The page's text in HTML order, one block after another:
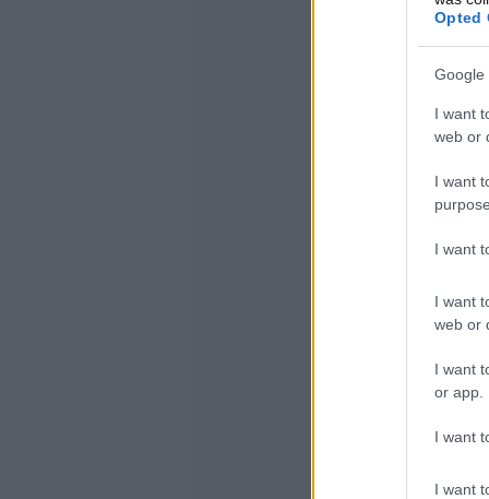
Opted
Google
I want
web or
I want
I want
I want
web or
I want
or app.
I want
I want